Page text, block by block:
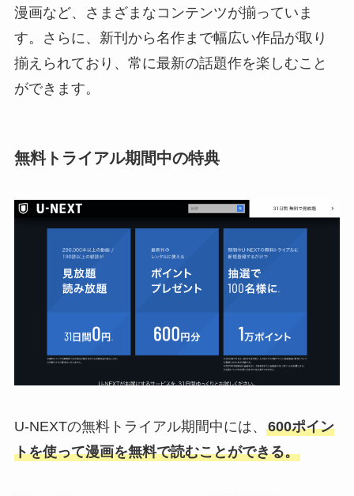
漫画など、さまざまなコンテンツが揃っていま
す。さらに、新刊から名作まで幅広い作品が取り
揃えられており、常に最新の話題作を楽しむこと
ができます。
無料トライアル期間中の特典
U-NEXTの無料トライアル期間中には、 600ポイン
トを使って漫画を無料で読むことができる。